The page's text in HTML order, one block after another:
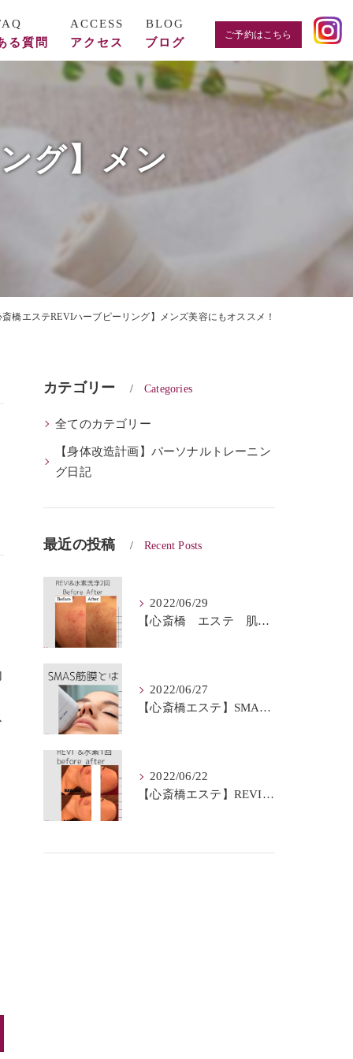
る質問 アクセス ブログ
ご予約はこちら
グ】メン
斎橋エステREVIハーブピーリング】メンズ美容にもオススメ！
カテゴリー Categories
全てのカテゴリー
【身体改造計画】パーソナルトレーニン
グ日記
最近の投稿 Recent Posts
2022/06/29
【心斎橋 エステ 肌質改善】REVI＆ハイドロフェイシャルBeforeAfter
2022/06/27
【心斎橋エステ】SMAS筋膜とは？
2022/06/22
【心斎橋エステ】REVI＆水素BeforeAfter